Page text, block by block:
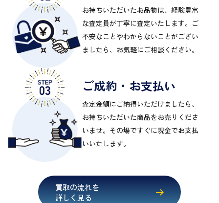
お持ちいただいたお品物は、経験豊富
な査定員が丁寧に査定いたします。ご
不安なことやわからないことがござい
ましたら、お気軽にご相談ください。
ご成約・お支払い
査定金額にご納得いただけましたら、
お持ちいただいた商品をお売りくださ
いませ。その場ですぐに現金でお支払
いいたします。
買取の流れを
詳しく見る